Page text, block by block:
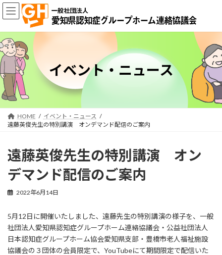
コ
ン
ン
ツ
へ
ス
キ
ッ
プ
ナ
ビ
ー
シ
ョ
ン
に
移
動
イベント・ニュース
HOME
イベント・ニュース
遠藤英俊先生の特別講演 オンデマンド配信のご案内
遠藤英俊先生の特別講演 オン
デマンド配信のご案内
2022年6月14日
5月12日に開催いたしました、遠藤先生の特別講演の様子を、一般
社団法人愛知県認知症グループホーム連絡協議会・公益社団法人
日本認知症グループホーム協会愛知県支部・豊橋市老人福祉施設
協議会の３団体の会員限定で、YouTubeにて期間限定で配信いた